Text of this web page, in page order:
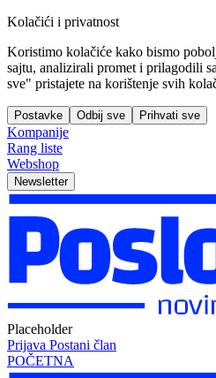
Kolačići i privatnost
Koristimo kolačiće kako bismo
sajtu, analizirali promet i prilagodili
sve" pristajete na korištenje svih
Postavke Odbij sve Prihvati sve
Kompanije
Rang liste
Webshop
Newsletter
Placeholder
Prijava Postani član
POČETNA